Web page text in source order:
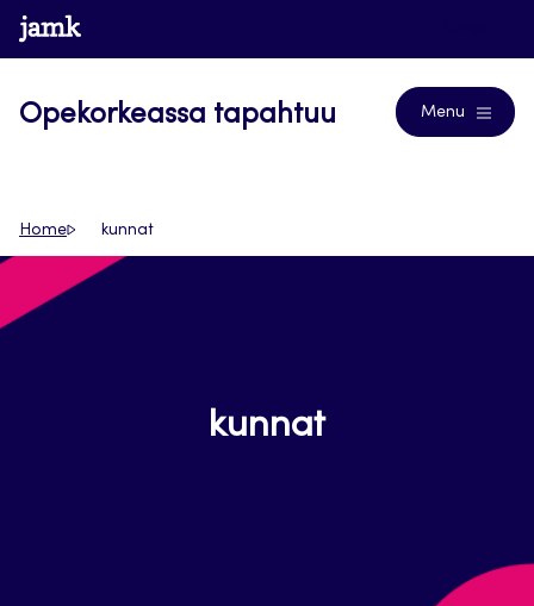
Siirry
suoraan
www.jamk.fi
Opekorkeassa tapahtuu Menu
Home kunnat
kunnat